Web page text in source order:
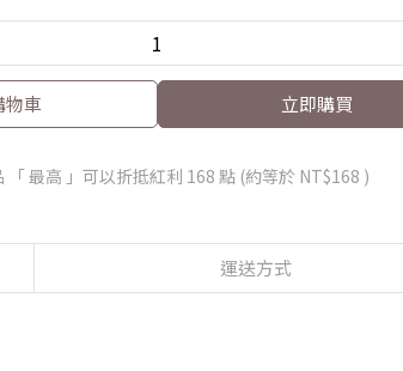
物車 立即購買
「 最高 」可以折抵紅利 168 點 (約等於 NT$168 )
運送方式